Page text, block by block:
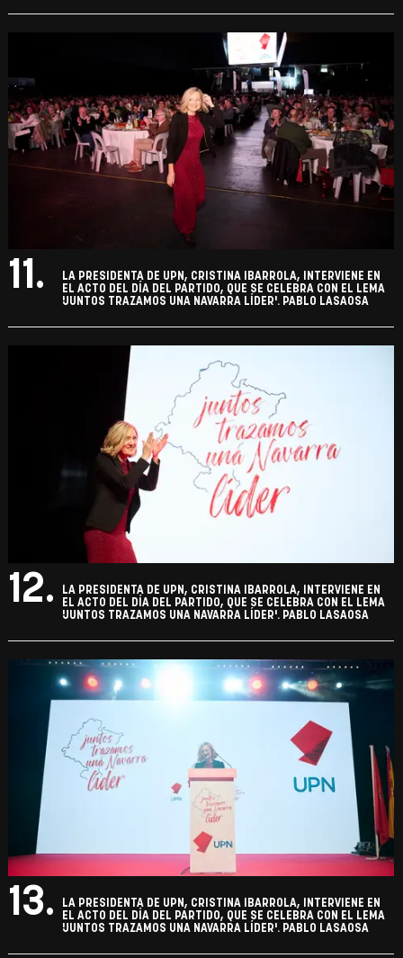
11.
LA PRESIDENTA DE UPN, CRISTINA IBARROLA, INTERVIENE EN
EL ACTO DEL DÍA DEL PARTIDO, QUE SE CELEBRA CON EL LEMA
'JUNTOS TRAZAMOS UNA NAVARRA LÍDER'. PABLO LASAOSA
12.
LA PRESIDENTA DE UPN, CRISTINA IBARROLA, INTERVIENE EN
EL ACTO DEL DÍA DEL PARTIDO, QUE SE CELEBRA CON EL LEMA
'JUNTOS TRAZAMOS UNA NAVARRA LÍDER'. PABLO LASAOSA
13.
LA PRESIDENTA DE UPN, CRISTINA IBARROLA, INTERVIENE EN
EL ACTO DEL DÍA DEL PARTIDO, QUE SE CELEBRA CON EL LEMA
'JUNTOS TRAZAMOS UNA NAVARRA LÍDER'. PABLO LASAOSA